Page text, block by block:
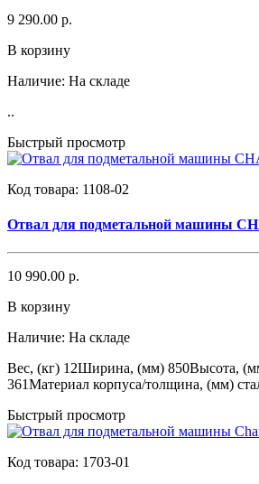
9 290.00 р.
В корзину
Наличие: На складе
..
Быстрый просмотр
Код товара: 1108-02
Отвал для подметальной машины
10 990.00 р.
В корзину
Наличие: На складе
​Вес, (кг) 12Ширина, (мм) 850Высота,
361Материал корпуса/толщина, (мм)
Быстрый просмотр
Код товара: 1703-01